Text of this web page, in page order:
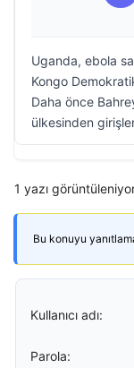
Uganda, ebola
Kongo
Daha önce
ülkesinden
1 yazı
Bu konuyu
Kullanıcı adı:
Parola: